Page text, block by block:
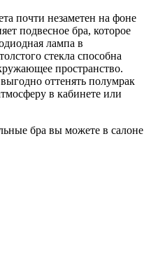
почти незаметен на фоне
подвесное бра, которое
лампа в
стекла способна
пространство.
оттенять полумрак
в кабинете или
бра вы можете в салоне